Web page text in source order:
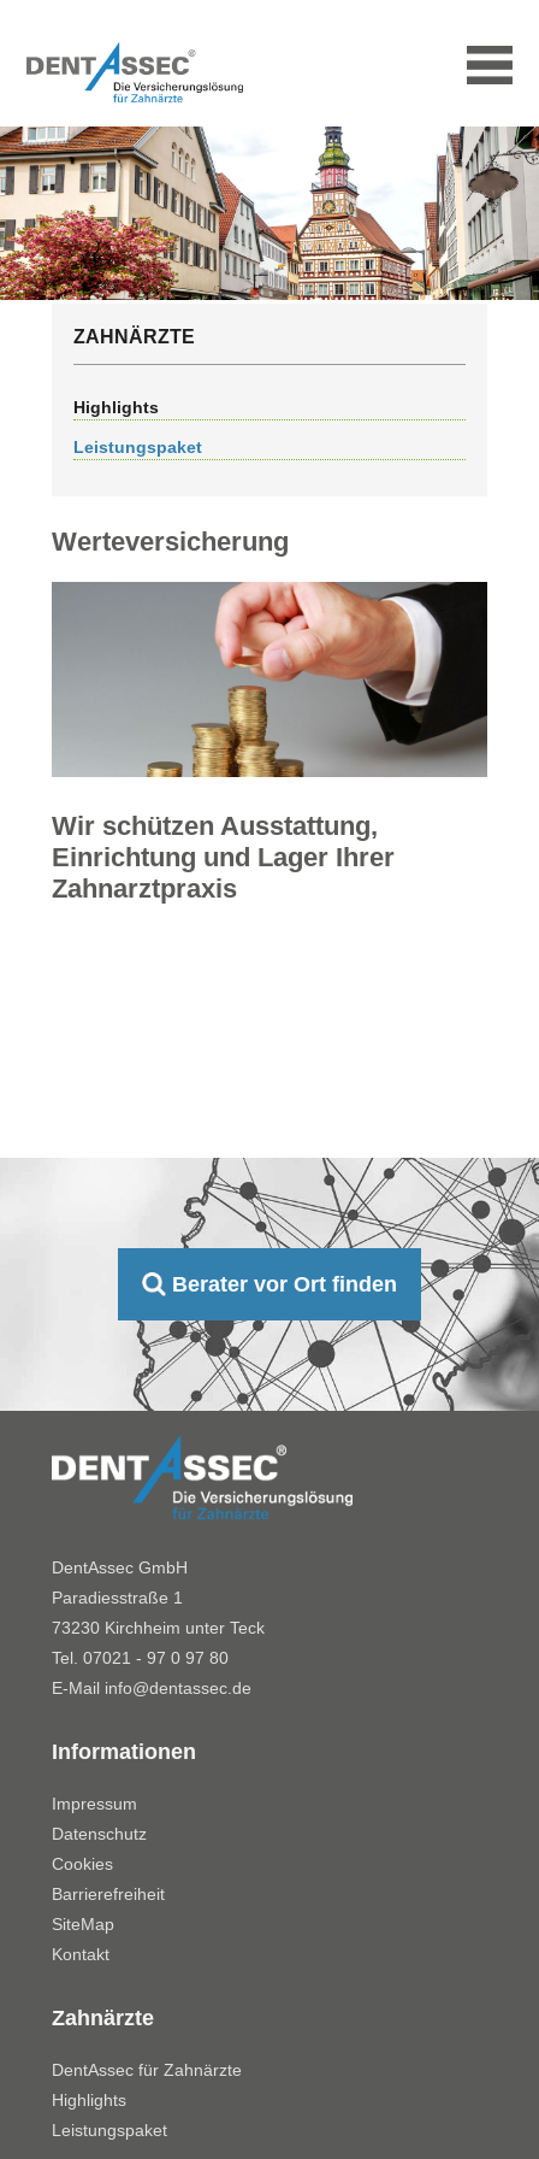
ZAHNÄRZTE
Highlights
Leistungspaket
Werteversicherung
Wir schützen Ausstattung,
Einrichtung und Lager Ihrer
Zahnarztpraxis
Berater vor Ort finden
DentAssec GmbH
Paradiesstraße 1
73230 Kirchheim unter Teck
Tel. 07021 - 97 0 97 80
E-Mail info@dentassec.de
Informationen
Impressum
Datenschutz
Cookies
Barrierefreiheit
SiteMap
Kontakt
Zahnärzte
DentAssec für Zahnärzte
Highlights
Leistungspaket